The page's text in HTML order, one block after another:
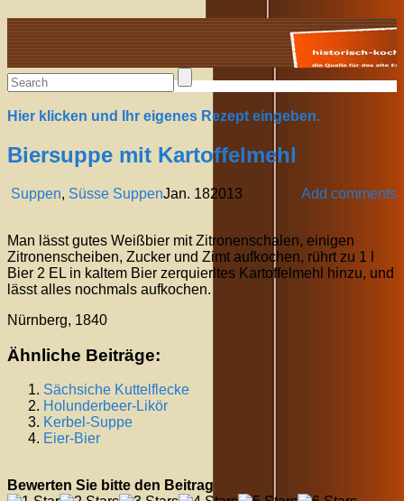
Alte Rezepte online
Hier klicken und Ihr eigenes Rezept eingeben.
Biersuppe mit Kartoffelmehl
Suppen, Süsse Suppen Add comments
Jan. 182013
Man lässt gutes Weißbier mit Zitronenschalen, einigen
Zitronenscheiben, Zucker und Zimt aufkochen, rührt zu 1 l
Bier 2 EL in kaltem Bier zerquierltes Kartoffelmehl hinzu, und
lässt alles nochmals aufkochen.
Nürnberg, 1840
Ähnliche Beiträge:
Sächsiche Kuttelflecke
Holunderbeer-Likör
Kerbel-Suppe
Eier-Bier
Bewerten Sie bitte den Beitrag